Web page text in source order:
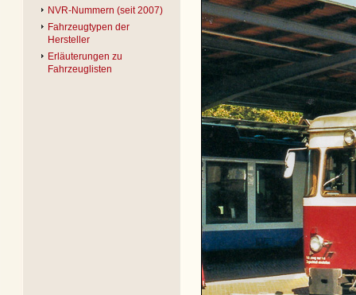
NVR-Nummern (seit 2007)
Fahrzeugtypen der
Hersteller
Erläuterungen zu
Fahrzeuglisten